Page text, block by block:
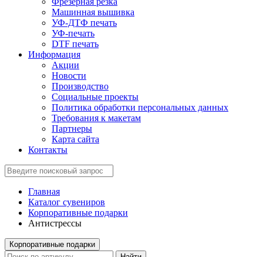
Машинная вышивка
УФ-ДТФ печать
УФ-печать
DTF печать
Информация
Акции
Новости
Производство
Социальные проекты
Политика обработки персональных данных
Требования к макетам
Партнеры
Карта сайта
Контакты
Главная
Каталог сувениров
Корпоративные подарки
Антистрессы
Корпоративные подарки